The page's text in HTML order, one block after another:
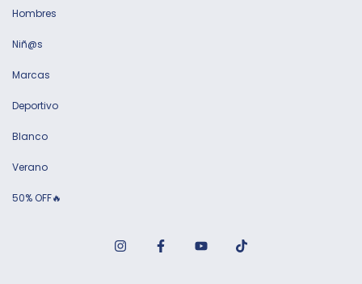
Hombres
Niñ@s
Marcas
Deportivo
Blanco
Verano
50% OFF🔥